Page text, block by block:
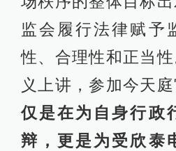
监会履行法律赋予
性、合理性和正当
义上讲，参加今天庭
仅是在为自身行政
辩，更是为受欣泰